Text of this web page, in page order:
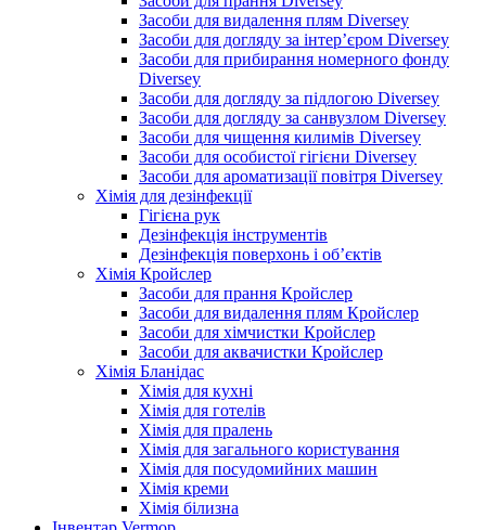
Засоби для видалення плям Diversey
Засоби для догляду за інтер’єром Diversey
Засоби для прибирання номерного фонду
Diversey
Засоби для догляду за підлогою Diversey
Засоби для догляду за санвузлом Diversey
Засоби для чищення килимів Diversey
Засоби для особистої гігієни Diversey
Засоби для ароматизації повітря Diversey
Хімія для дезінфекції
Гігієна рук
Дезінфекція інструментів
Дезінфекція поверхонь і об’єктів
Хімія Кройслер
Засоби для прання Кройслер
Засоби для видалення плям Кройслер
Засоби для хімчистки Кройслер
Засоби для аквачистки Кройслер
Хімія Бланідас
Хімія для кухні
Хімія для готелів
Хімія для пралень
Хімія для загального користування
Хімія для посудомийних машин
Хімія креми
Хімія білизна